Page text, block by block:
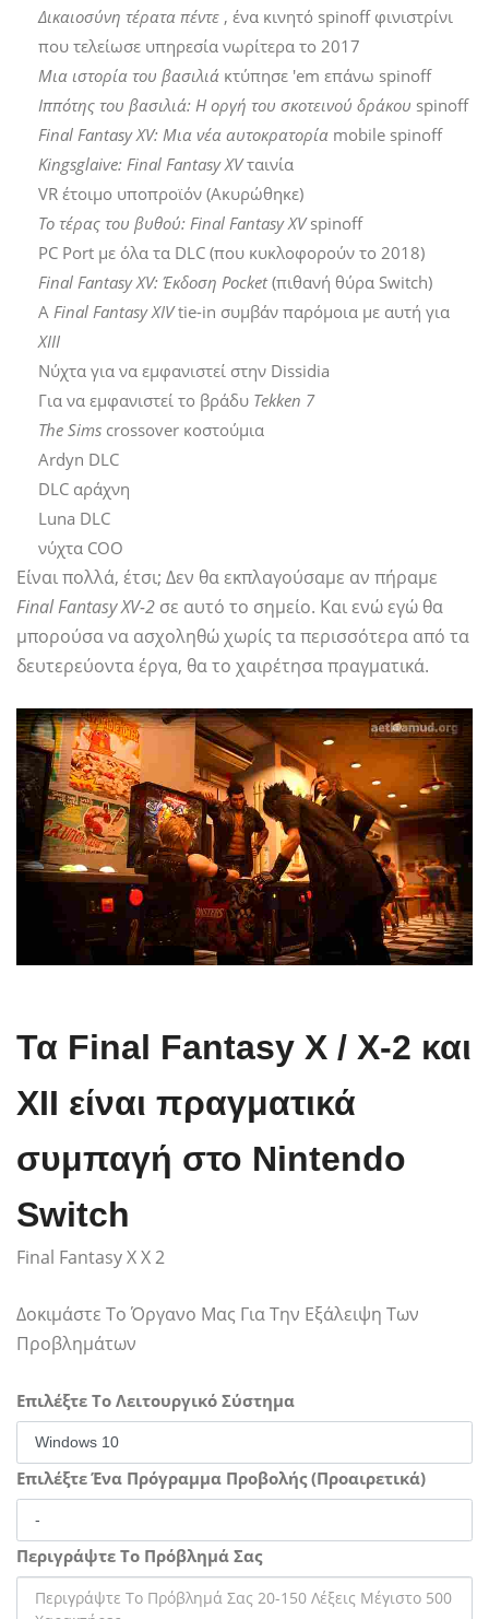
Δικαιοσύνη τέρατα πέντε , ένα κινητό spinoff φινιστρίνι
που τελείωσε υπηρεσία νωρίτερα το 2017
Μια ιστορία του βασιλιά κτύπησε 'em επάνω spinoff
Ιππότης του βασιλιά: Η οργή του σκοτεινού δράκου spinoff
Final Fantasy XV: Μια νέα αυτοκρατορία mobile spinoff
Kingsglaive: Final Fantasy XVταινία
VR έτοιμο υποπροϊόν (Ακυρώθηκε)
Το τέρας του βυθού: Final Fantasy XVspinoff
PC Port με όλα τα DLC (που κυκλοφορούν το 2018)
Final Fantasy XV: Έκδοση Pocket(πιθανή θύρα Switch)
Α Final Fantasy XIVtie-in συμβάν παρόμοια με αυτή για
XIII
Νύχτα για να εμφανιστεί στην Dissidia
Για να εμφανιστεί το βράδυ Tekken 7
The Sims crossover κοστούμια
Ardyn DLC
DLC αράχνη
Luna DLC
νύχτα COO
Είναι πολλά, έτσι; Δεν θα εκπλαγούσαμε αν πήραμε
Final Fantasy XV-2 σε αυτό το σημείο. Και ενώ εγώ θα
μπορούσα να ασχοληθώ χωρίς τα περισσότερα από τα
δευτερεύοντα έργα, θα το χαιρέτησα πραγματικά.
Τα Final Fantasy X / X-2 και
XII είναι πραγματικά
συμπαγή στο Nintendo
Switch
Final Fantasy X X 2
Δοκιμάστε Το Όργανο Μας Για Την Εξάλειψη Των
Προβλημάτων
Επιλέξτε Το Λειτουργικό Σύστημα
Επιλέξτε Ένα Πρόγραμμα Προβολής (Προαιρετικά)
Περιγράψτε Το Πρόβλημά Σας